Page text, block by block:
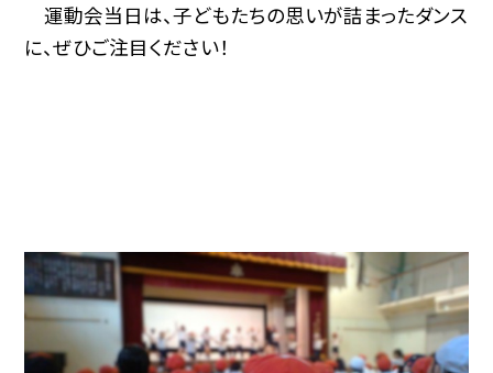
運動会当日は、子どもたちの思いが詰まったダンス
に、ぜひご注目ください！